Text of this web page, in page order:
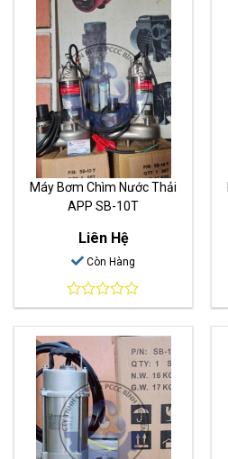
Máy Bơm Chìm Nước Thải
APP SB-10T
Liên Hệ
Còn Hàng
0
out
of
5